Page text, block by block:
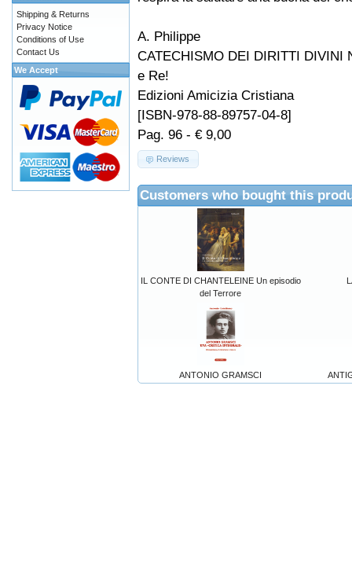
A. Philippe
CATECHISMO DEI DIRITTI DIVINI
e Re!
Edizioni Amicizia Cristiana
[ISBN-978-88-89757-04-8]
Pag. 96 - € 9,00
Reviews
Customers who bought this
IL CONTE DI CHANTELEINE Un episodio
del Terrore
ANTONIO GRAMSCI
Shipping & Returns
Privacy Notice
Conditions of Use
Contact Us
We Accept